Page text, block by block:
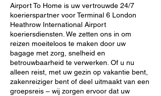
Airport To Home is uw vertrouwde 24/7
koerierspartner voor Terminal 6 London
Heathrow International Airport
koeriersdiensten. We zetten ons in om
reizen moeiteloos te maken door uw
bagage met zorg, snelheid en
betrouwbaarheid te verwerken. Of u nu
alleen reist, met uw gezin op vakantie bent,
zakenreiziger bent of deel uitmaakt van een
groepsreis – wij zorgen ervoor dat uw